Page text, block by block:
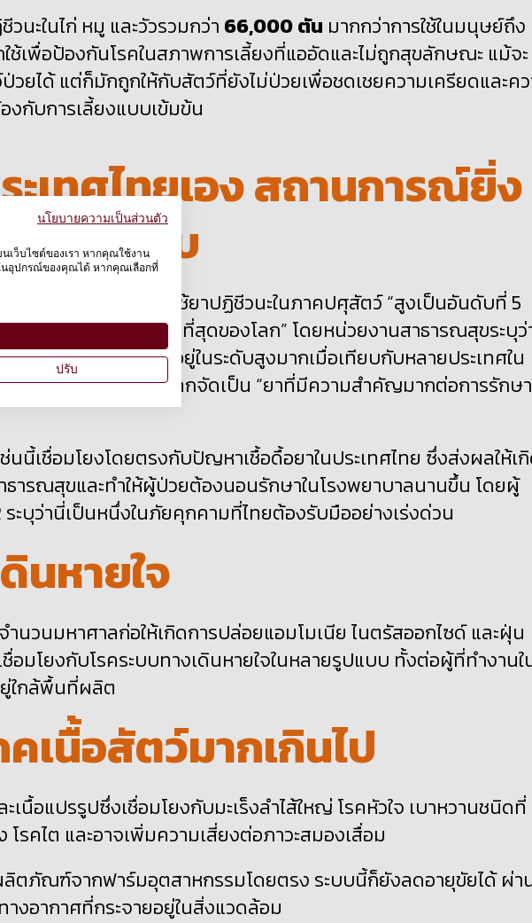
นะในไก่ หมู และวัวรวมกว่า 66,000ตัน มากกว่าการใช้ในมนุษย์ถึง
ใช้เพื่อป้องกันโรคในสภาพการเลี้ยงที่แออัดและไม่ถูกสุขลักษณะ แม้จะ
วยได้ แต่ก็มักถูกให้กับสัตว์ที่ยังไม่ป่วยเพื่อชดเชยความเครียดและค
งกับการเลี้ยงแบบเข้มข้น
ะเทศไทยเอง สถานการณ์ยิ่ง
นอีกระดับ
ในกลุ่มประเทศที่มีการใช้ยาปฏิชีวนะในภาคปศุสัตว์ “สูงเป็นอันดับที่ 5
เทศที่ใช้ยาปฏิชีวนะสูงที่สุดของโลก” โดยหน่วยงานสาธารณสุขระบุว่
ร์มต่อหน่วยการผลิตอยู่ในระดับสูงมากเมื่อเทียบกับหลายประเทศใน
กลุ่มที่องค์การอนามัยโลกจัดเป็น “ยาที่มีความสำคัญมากต่อการรักษา
ช่นนี้เชื่อมโยงโดยตรงกับปัญหาเชื้อดื้อยาในประเทศไทย ซึ่งส่งผลให้เ
ธารณสุขและทำให้ผู้ป่วยต้องนอนรักษาในโรงพยาบาลนานขึ้น โดยผู้
ระบุว่านี่เป็นหนึ่งในภัยคุกคามที่ไทยต้องรับมืออย่างเร่งด่วน
นหายใจ
วนมหาศาลก่อให้เกิดการปล่อยแอมโมเนีย ไนตรัสออกไซด์ และฝุ่น
ชื่อมโยงกับโรคระบบทางเดินหายใจในหลายรูปแบบ ทั้งต่อผู้ที่ทำงานใ
ใกล้พื้นที่ผลิต
เนื้อสัตว์มากเกินไป
ะเนื้อแปรรูปซึ่งเชื่อมโยงกับมะเร็งลำไส้ใหญ่ โรคหัวใจ เบาหวานชนิดที่
รคไต และอาจเพิ่มความเสี่ยงต่อภาวะสมองเสื่อม
ตภัณฑ์จากฟาร์มอุตสาหกรรมโดยตรง ระบบนี้ก็ยังลดอายุขัยได้ ผ่า
งอากาศที่กระจายอยู่ในสิ่งแวดล้อม
นโยบายความเป็นส่วนตัว
เว็บไซต์ของเรา หากคุณใช้งาน
นอุปกรณ์ของคุณได้ หากคุณเลือกที่
ปรับ